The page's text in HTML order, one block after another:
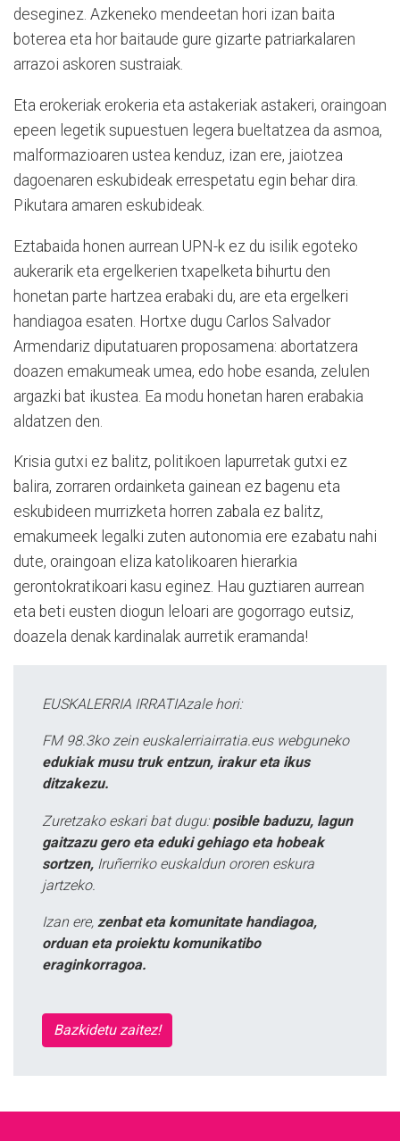
deseginez. Azkeneko mendeetan hori izan baita
boterea eta hor baitaude gure gizarte patriarkalaren
arrazoi askoren sustraiak.
Eta erokeriak erokeria eta astakeriak astakeri, oraingoan
epeen legetik supuestuen legera bueltatzea da asmoa,
malformazioaren ustea kenduz, izan ere, jaiotzea
dagoenaren eskubideak errespetatu egin behar dira.
Pikutara amaren eskubideak.
Eztabaida honen aurrean UPN-k ez du isilik egoteko
aukerarik eta ergelkerien txapelketa bihurtu den
honetan parte hartzea erabaki du, are eta ergelkeri
handiagoa esaten. Hortxe dugu Carlos Salvador
Armendariz diputatuaren proposamena: abortatzera
doazen emakumeak umea, edo hobe esanda, zelulen
argazki bat ikustea. Ea modu honetan haren erabakia
aldatzen den.
Krisia gutxi ez balitz, politikoen lapurretak gutxi ez
balira, zorraren ordainketa gainean ez bagenu eta
eskubideen murrizketa horren zabala ez balitz,
emakumeek legalki zuten autonomia ere ezabatu nahi
dute, oraingoan eliza katolikoaren hierarkia
gerontokratikoari kasu eginez. Hau guztiaren aurrean
eta beti eusten diogun leloari are gogorrago eutsiz,
doazela denak kardinalak aurretik eramanda!
EUSKALERRIA IRRATIAzale hori:
FM 98.3ko zein euskalerriairratia.eus webguneko
edukiak musu truk entzun, irakur eta ikus
ditzakezu.
Zuretzako eskari bat dugu: posible baduzu, lagun
gaitzazu gero eta eduki gehiago eta hobeak
sortzen, Iruñerriko euskaldun ororen eskura
jartzeko.
Izan ere, zenbat eta komunitate handiagoa,
orduan eta proiektu komunikatibo
eraginkorragoa.
Bazkidetu zaitez!